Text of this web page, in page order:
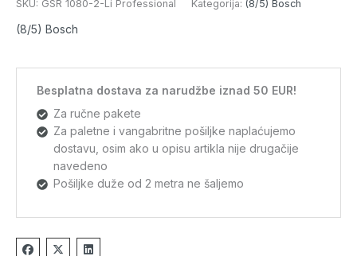
SKU: GSR 1080-2-Li Professional Kategorija: (8/5) Bosch
(8/5) Bosch
Besplatna dostava za narudžbe iznad 50 EUR!
Za ručne pakete
Za paletne i vangabritne pošiljke naplaćujemo
dostavu, osim ako u opisu artikla nije drugačije
navedeno
Pošiljke duže od 2 metra ne šaljemo